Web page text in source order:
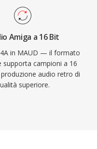
Amiga a 16 Bit
in MAUD — il formato
supporta campioni a 16
audio retro di
superiore.